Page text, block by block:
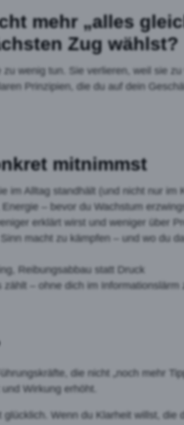
mehr „alles
Zug wählst?
wenig tun. Sie verlieren, weil sie
Prinzipien, die du auf dein
mitnimmst
im Alltag standhält (und nicht nur im
– bevor du Wachstum
erklärt wirst und weniger über
macht zu kämpfen – und wo du
Reibungsabbau statt Druck
– ohne dich im Informationslärm
die nicht „noch mehr
Wirkung erhöht.
Wenn du Klarheit willst, die